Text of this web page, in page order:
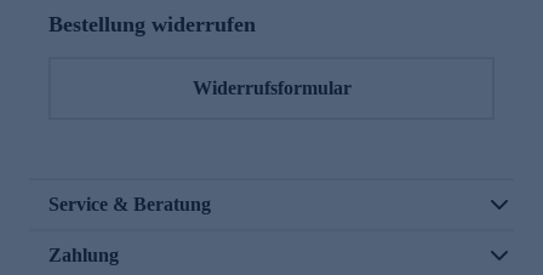
Bestellung widerrufen
Widerrufsformular
Service & Beratung
Zahlung